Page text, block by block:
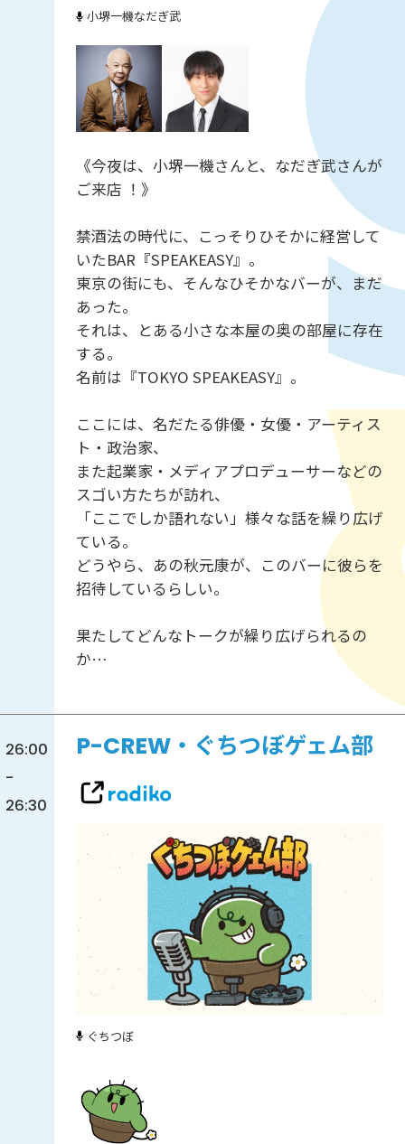
小堺一機なだぎ武
《今夜は、小堺一機さんと、なだぎ武さんが
ご来店 ！》
禁酒法の時代に、こっそりひそかに経営して
いたBAR『SPEAKEASY』。
東京の街にも、そんなひそかなバーが、まだ
あった。
それは、とある小さな本屋の奥の部屋に存在
する。
名前は『TOKYO SPEAKEASY』。
ここには、名だたる俳優・女優・アーティス
ト・政治家、
また起業家・メディアプロデューサーなどの
スゴい方たちが訪れ、
「ここでしか語れない」様々な話を繰り広げ
ている。
どうやら、あの秋元康が、このバーに彼らを
招待しているらしい。
果たしてどんなトークが繰り広げられるの
か…
26:00
-
26:30
P-CREW・ぐちつぼゲェム部
ぐちつぼ